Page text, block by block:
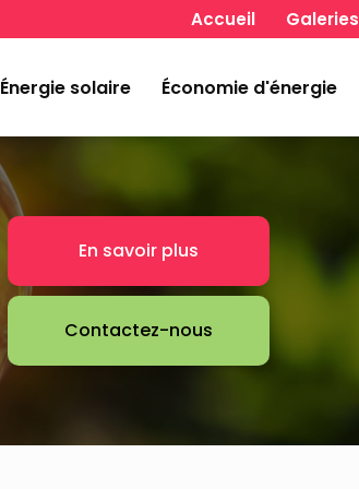
Accueil
Galeries
Énergie solaire
Énergie solaire Économie d'énergie
En savoir plus
Contactez-nous